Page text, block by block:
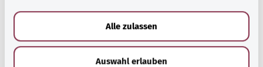
Alle zulassen
Auswahl erlauben
Gesundheit (Федеральное
министерство